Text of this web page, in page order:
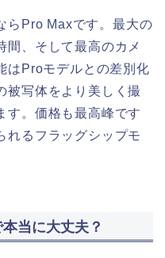
らPro Maxです。最大の
間、そして最高のカメ
はProモデルとの差別化
被写体をより美しく撮
す。価格も最高峰です
れるフラッグシップモ
当に大丈夫？